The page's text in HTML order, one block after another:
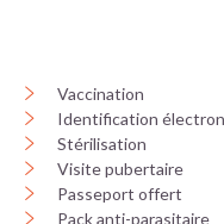
Vaccination
Identification
Stérilisation
Visite pubertaire
Passeport offert
Pack anti-parasitaire